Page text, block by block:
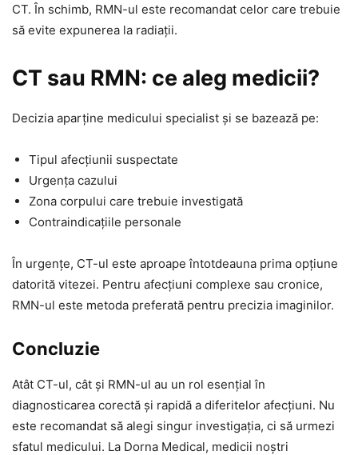
CT. În schimb, RMN-ul este recomandat celor care trebuie
să evite expunerea la radiații.
CT sau RMN: ce aleg medicii?
Decizia aparține medicului specialist și se bazează pe:
Tipul afecțiunii suspectate
Urgența cazului
Zona corpului care trebuie investigată
Contraindicațiile personale
În urgențe, CT-ul este aproape întotdeauna prima opțiune
datorită vitezei. Pentru afecțiuni complexe sau cronice,
RMN-ul este metoda preferată pentru precizia imaginilor.
Concluzie
Atât CT-ul, cât și RMN-ul au un rol esențial în
diagnosticarea corectă și rapidă a diferitelor afecțiuni. Nu
este recomandat să alegi singur investigația, ci să urmezi
sfatul medicului. La Dorna Medical, medicii noștri